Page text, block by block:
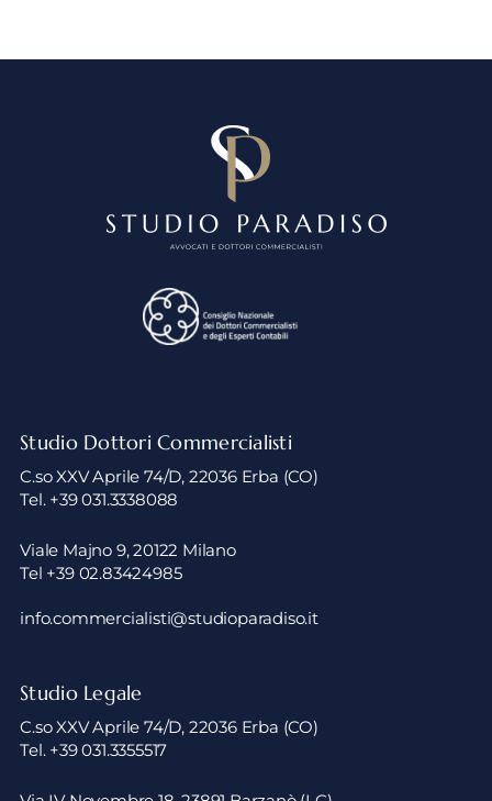
Studio Dottori Commercialisti
C.so XXV Aprile 74/D, 22036 Erba (CO)
Tel. +39 031.3338088
Viale Majno 9, 20122 Milano
Tel +39 02.83424985
info.commercialisti@studioparadiso.it
Studio Legale
C.so XXV Aprile 74/D, 22036 Erba (CO)
Tel. +39 031.3355517